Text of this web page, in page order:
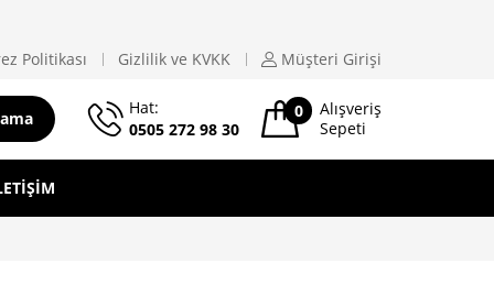
Politikası Gizlilik ve KVKK Müşteri Girişi
Hat:
0505 272 98 30
0
Alışveriş
Sepeti